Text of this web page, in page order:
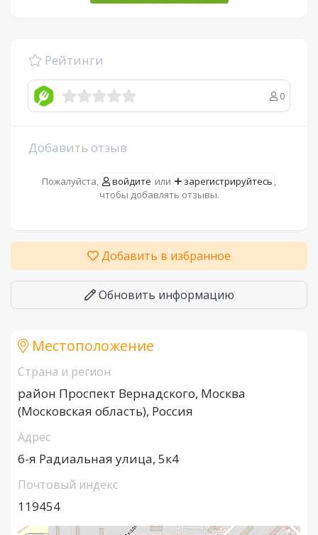
Рейтинги
0
Добавить отзыв
Пожалуйста, войдите или зарегистрируйтесь ,
чтобы добавлять отзывы.
Добавить в избранное
Обновить информацию
Местоположение
Страна и регион
район Проспект Вернадского, Москва
(Московская область), Россия
Адрес
6-я Радиальная улица, 5к4
Почтовый индекс
119454